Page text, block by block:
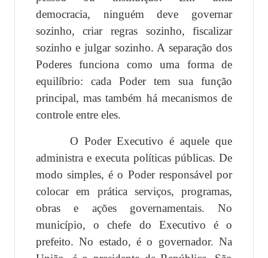
democracia, ninguém deve governar
sozinho, criar regras sozinho, fiscalizar
sozinho e julgar sozinho. A separação dos
Poderes funciona como uma forma de
equilíbrio: cada Poder tem sua função
principal, mas também há mecanismos de
controle entre eles.
O Poder Executivo é aquele que
administra e executa políticas públicas. De
modo simples, é o Poder responsável por
colocar em prática serviços, programas,
obras e ações governamentais. No
município, o chefe do Executivo é o
prefeito. No estado, é o governador. Na